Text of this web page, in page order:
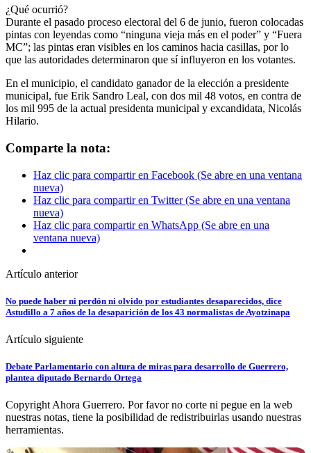
¿Qué ocurrió?
Durante el pasado proceso electoral del 6 de junio, fueron colocadas
pintas con leyendas como “ninguna vieja más en el poder” y “Fuera
MC”; las pintas eran visibles en los caminos hacia casillas, por lo
que las autoridades determinaron que sí influyeron en los votantes.
En el municipio, el candidato ganador de la elección a presidente
municipal, fue Erik Sandro Leal, con dos mil 48 votos, en contra de
los mil 995 de la actual presidenta municipal y excandidata, Nicolás
Hilario.
Comparte la nota:
Haz clic para compartir en Facebook (Se abre en una ventana
nueva)
Haz clic para compartir en Twitter (Se abre en una ventana
nueva)
Haz clic para compartir en WhatsApp (Se abre en una
ventana nueva)
Artículo anterior
No puede haber ni perdón ni olvido por estudiantes desaparecidos, dice
Astudillo a 7 años de la desaparición de los 43 normalistas de Ayotzinapa
Artículo siguiente
Debate Parlamentario con altura de miras para desarrollo de Guerrero,
plantea diputado Bernardo Ortega
Copyright Ahora Guerrero. Por favor no corte ni pegue en la web
nuestras notas, tiene la posibilidad de redistribuirlas usando nuestras
herramientas.